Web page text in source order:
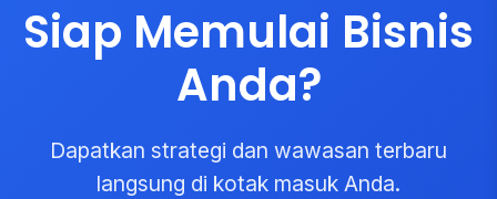
Siap Memulai Bisnis
Anda?
Dapatkan strategi dan wawasan terbaru
langsung di kotak masuk Anda.